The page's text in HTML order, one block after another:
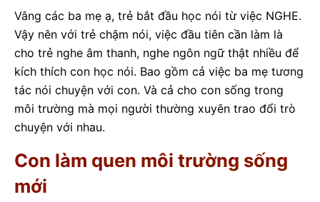
Vâng các ba mẹ ạ, trẻ bắt đầu học nói từ việc NGHE.
Vậy nên với trẻ chậm nói, việc đầu tiên cần làm là
cho trẻ nghe âm thanh, nghe ngôn ngữ thật nhiều để
kích thích con học nói. Bao gồm cả việc ba mẹ tương
tác nói chuyện với con. Và cả cho con sống trong
môi trường mà mọi người thường xuyên trao đổi trò
chuyện với nhau.
Con làm quen môi trường sống
mới